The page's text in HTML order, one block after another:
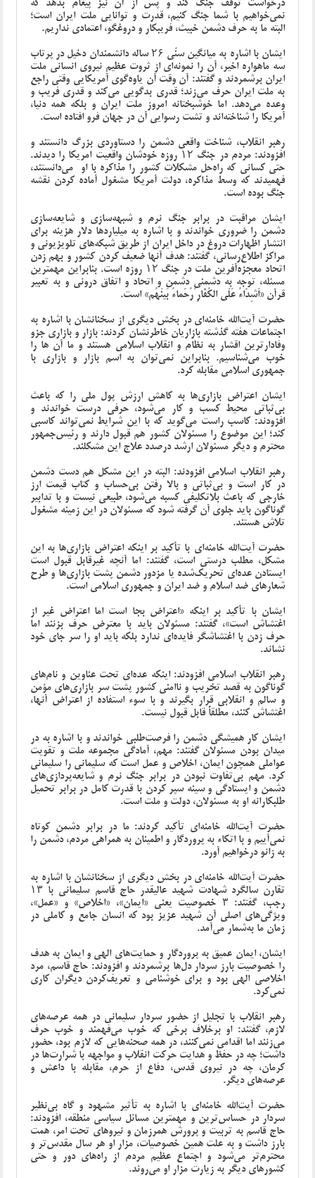
نمی‌خواهیم با شما جنگ کنیم، قدرت و توانایی ملت ایران است؛
البته ما به حرف دشمن خبیث، فریبکار و دروغگو، اعتمادی نداریم.
ایشان با اشاره به میانگین سنّی ۲۶ ساله دانشمندان دخیل در پرتاب
سه ماهواره اخیر، آن را نمونه‌ای از ثروت عظیم نیروی انسانی ملت
ایران برشمردند و گفتند: آن وقت آن یاوه‌گوی آمریکایی وقتی راجع
به ملت ایران حرف می‌زند؛ قدری بدگویی می‌کند و قدری فریب و
وعده می‌دهد. اما خوشبختانه امروز ملت ایران و بلکه همه دنیا،
آمریکا را شناخته‌اند و تشت رسوایی آن در جهان فرو افتاده است.
رهبر انقلاب، شناخت واقعی دشمن را دستاوردی بزرگ دانستند و
افزودند: مردم در جنگ ۱۲ روزه خودشان واقعیت امریکا را دیدند.
حتی کسانی که راه‌حل مشکلات کشور را مذاکره با او می‌دانستند،
فهمیدند که وسط مذاکره، دولت آمریکا مشغول آماده کردن نقشه
جنگ بوده است.
ایشان مراقبت در برابر جنگ نرم و شبهه‌سازی و شایعه‌سازی
دشمن را ضروری خواندند و با اشاره به میلیاردها دلار هزینه برای
انتشار اظهارات دروغ در داخل ایران از طریق شبکه‌های تلویزیونی و
مراکز اطلاع‌رسانی، گفتند: هدف آنها ضعیف کردن کشور و بهم زدن
اتحاد معجزه‌آفرین ملت در جنگ ۱۲ روزه است. بنابراین مهمترین
مسئله، توجه به دشمنیِ دشمن و اتحاد و اتفاق درونی و به تعبیر
قرآن «اَشِدّاءُ عَلَی الکُفّارِ رُحَماءُ بَینَهُم» است.
حضرت آیت‌الله خامنه‌ای در بخش دیگری از سخنانشان با اشاره به
اجتماعات هفته گذشته بازاریان خاطرنشان کردند: بازار و بازاری جزو
وفادارترین اقشار به نظام و انقلاب اسلامی هستند و ما آن ها را
خوب می‌شناسیم. بنابراین نمی‌توان به اسم بازار و بازاری با
جمهوری اسلامی مقابله کرد.
ایشان اعتراض بازاری‌ها به کاهش ارزش پول ملی را که باعث
بی‌ثباتی محیط کسب و کار می‌شود، حرفی درست خواندند و
افزودند: کاسب راست می‌گوید که با این شرایط نمی‌تواند کاسبی
کند؛ این موضوع را مسئولان کشور هم قبول دارند و رئیس‌جمهور
محترم و دیگر مسئولان ارشد درصدد علاج این مشکلند.
رهبر انقلاب اسلامی افزودند: البته در این مشکل هم دست دشمن
در کار است و بی‌ثباتی و بالا رفتن بی‌حساب و کتاب قیمت ارز
خارجی که باعث بلاتکلیفی کسبه می‌شود، طبیعی نیست و با تدابیر
گوناگون باید جلوی آن گرفته شود که مسئولان در این زمینه مشغول
تلاش هستند.
حضرت آیت‌الله خامنه‌ای با تأکید بر اینکه اعتراض بازاری‌ها به این
مشکل، مطلب درستی است، گفتند: اما آنچه غیرقابل قبول است
ایستادن عده‌ای تحریک‌شده یا مزدور دشمن پشت بازاری‌ها و طرح
شعارهای ضد اسلام و ضد ایران و جمهوری اسلامی است.
ایشان با تأکید بر اینکه «اعتراض بجا است اما اعتراض غیر از
اغتشاش است»، گفتند: مسئولان باید با معترض حرف بزنند اما
حرف زدن با اغتشاشگر فایده‌ای ندارد بلکه باید او را سر جای خود
نشاند.
رهبر انقلاب اسلامی افزودند: اینکه عده‌ای تحت عناوین و نام‌های
گوناگون به قصد تخریب و ناامنی کشور پشت سر بازاری‌های مؤمن
و سالم و انقلابی قرار بگیرند و با سوء استفاده از اعتراض آنها،
اغتشاش کنند، مطلقاً قابل قبول نیست.
ایشان کار همیشگی دشمن را فرصت‌طلبی خواندند و با اشاره به در
میدان بودن مسئولان گفتند: مهم، آمادگی مجموعه ملت و تقویت
عواملی همچون ایمان، اخلاص و عمل است که سلیمانی را سلیمانی
کرد. مهم بی‌تفاوت نبودن در برابر جنگ نرم و شایعه‌پردازی‌های
دشمن و ایستادگی و سینه سپر کردن با قدرت کامل در برابر تحمیل
طلبکارانه او به مسئولان، دولت و ملت است.
حضرت آیت‌الله خامنه‌ای تأکید کردند: ما در برابر دشمن کوتاه
نمی‌آییم و با اتکاء به پروردگار و اطمینان به همراهی مردم، دشمن را
به زانو درخواهیم آورد.
حضرت آیت‌الله خامنه‌ای در بخش دیگری از سخنانشان با اشاره به
تقارن سالگرد شهادت شهید عالیقدر حاج قاسم سلیمانی با ۱۳
رجب، گفتند: ۳ خصوصیت یعنی «ایمان»، «اخلاص» و «عمل»،
ویژگی‌های اصلی آن شهید عزیز بود که انسان جامع و کاملی در
زمان ما به‌شمار می‌آمد.
ایشان، ایمان عمیق به پروردگار و حمایت‌های الهی و ایمان به هدف
را خصوصیت بارز سردار دل‌ها برشمردند و افزودند: حاج قاسم، مرد
اخلاصی الهی بود و برای خوشنامی و تعریف‌کردن دیگران کاری
نمی‌کرد.
رهبر انقلاب با تجلیل از حضور سردار سلیمانی در همه عرصه‌های
لازم، گفتند: او برخلاف برخی که خوب می‌فهمند و خوب حرف
می‌زنند اما اقدامی نمی‌کنند، در همه صحنه‌هایی که لازم بود، حضور
داشت؛ چه در حفظ و هدایت حرکت انقلاب و مواجهه با شرارت‌ها در
کرمان، چه در نیروی قدس، دفاع از حرم، مقابله با داعش و
عرصه‌های دیگر.
حضرت آیت‌الله خامنه‌ای با اشاره به تأثیر مشهود و گاه بی‌نظیر
سردار در حساس‌ترین و مهمترین مسائل سیاسی منطقه، افزودند:
حاج قاسم به تربیت و پرورش همرزمان و نیروهای تحت امر، همت
بارز داشت و به علت همین خصوصیات، مزار او هر سال مقدس‌تر و
محترم‌تر می‌شود و اجتماع عظیم مردم از راه‌های دور و حتی
کشورهای دیگر به زیارت مزار او می‌روند.